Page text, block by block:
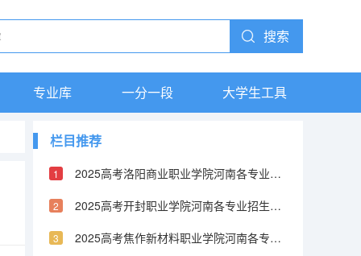
搜索
专业库 一分一段 大学生工具
栏目推荐
2025高考洛阳商业职业学院河南各专业招生人数（2026参考）
2025高考开封职业学院河南各专业招生人数（2026参考）
2025高考焦作新材料职业学院河南各专业招生人数（2026参考）